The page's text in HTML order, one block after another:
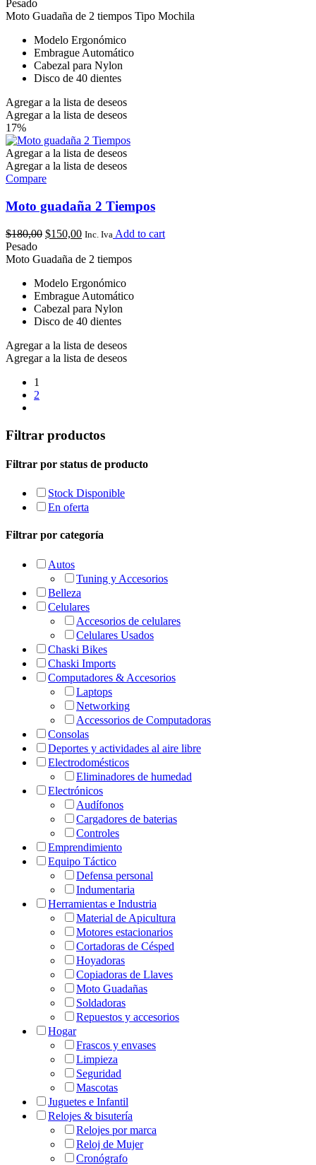
Pesado
Moto Guadaña de 2 tiempos Tipo Mochila
Modelo Ergonómico
Embrague Automático
Cabezal para Nylon
Disco de 40 dientes
Agregar a la lista de deseos
Agregar a la lista de deseos
17%
Agregar a la lista de deseos
Agregar a la lista de deseos
Compare
Moto guadaña 2 Tiempos
$180,00 $150,00 Inc. Iva Add to cart
Pesado
Moto Guadaña de 2 tiempos
Modelo Ergonómico
Embrague Automático
Cabezal para Nylon
Disco de 40 dientes
Agregar a la lista de deseos
Agregar a la lista de deseos
1
2
Filtrar productos
Filtrar por status de producto
Stock Disponible
En oferta
Filtrar por categoría
Autos
Tuning y Accesorios
Belleza
Celulares
Accesorios de celulares
Celulares Usados
Chaski Bikes
Chaski Imports
Computadores & Accesorios
Laptops
Networking
Accessorios de Computadoras
Consolas
Deportes y actividades al aire libre
Electrodomésticos
Eliminadores de humedad
Electrónicos
Audífonos
Cargadores de baterias
Controles
Emprendimiento
Equipo Táctico
Defensa personal
Indumentaria
Herramientas e Industria
Material de Apicultura
Motores estacionarios
Cortadoras de Césped
Hoyadoras
Copiadoras de Llaves
Moto Guadañas
Soldadoras
Repuestos y accesorios
Hogar
Frascos y envases
Limpieza
Seguridad
Mascotas
Juguetes e Infantil
Relojes & bisutería
Relojes por marca
Reloj de Mujer
Cronógrafo